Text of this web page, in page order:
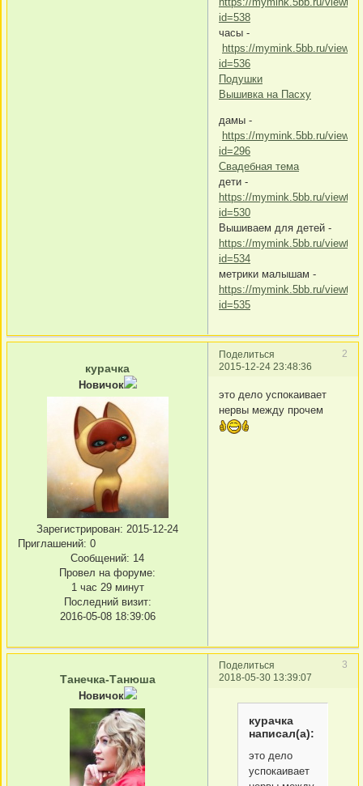
id=538
часы -
https://mymink.5bb.ru/
id=536
Подушки
Вышивка на Пасху
дамы -
https://mymink.5bb.ru/
id=296
Свадебная тема
дети -
https://mymink.5bb.ru/
id=530
Вышиваем для детей -
https://mymink.5bb.ru/
id=534
метрики малышам -
https://mymink.5bb.ru/
id=535
Поделиться
2
2015-12-24 23:48:36
курачка
Новичок
Зарегистрирован: 2015-12-24
Приглашений: 0
Сообщений: 14
Провел на форуме:
1 час 29 минут
Последний визит:
2016-05-08 18:39:06
это дело успокаивает
нервы между прочем
Поделиться
3
2018-05-30 13:39:07
Танечка-Танюша
Новичок
курачка
написал(а):
это дело
успокаивает